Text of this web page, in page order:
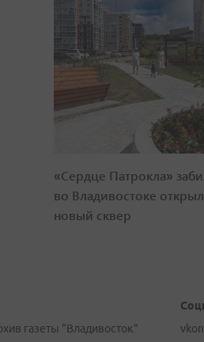
«Сердце Патрокла»
во Владивостоке
новый сквер
газеты "Владивосток"